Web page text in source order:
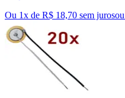
Ou 1x de R$ 18,70 sem jurosou